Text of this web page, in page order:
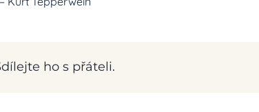
ho s přáteli.